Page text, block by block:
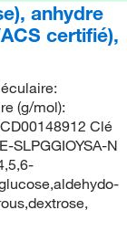
anhydre
certifié),
(g/mol):
Clé
SLPGGIOYSA-N